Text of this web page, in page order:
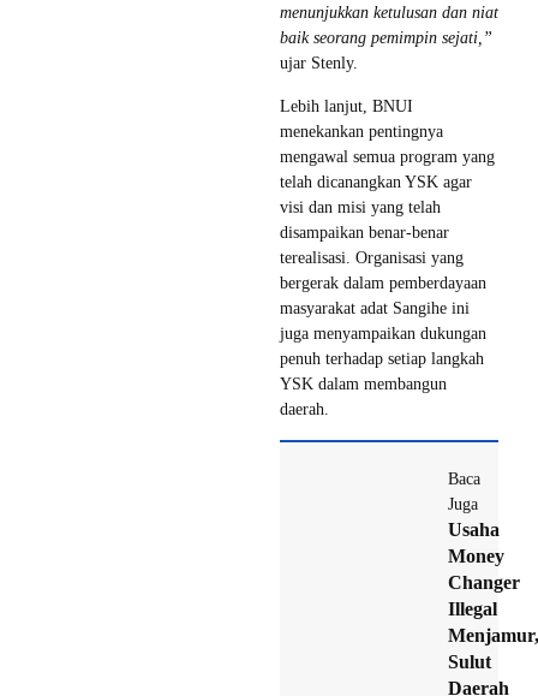
menunjukkan ketulusan dan niat
baik seorang pemimpin sejati,”
ujar Stenly.
Lebih lanjut, BNUI
menekankan pentingnya
mengawal semua program yang
telah dicanangkan YSK agar
visi dan misi yang telah
disampaikan benar-benar
terealisasi. Organisasi yang
bergerak dalam pemberdayaan
masyarakat adat Sangihe ini
juga menyampaikan dukungan
penuh terhadap setiap langkah
YSK dalam membangun
daerah.
Baca
Juga
Usaha
Money
Changer
Illegal
Menjamur,
Sulut
Daerah